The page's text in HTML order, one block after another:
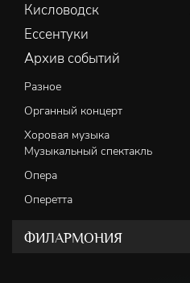
Кисловодск
Ессентуки
Архив событий
Разное
Органный концерт
Хоровая музыка
Музыкальный спектакль
Опера
Оперетта
ФИЛАРМОНИЯ